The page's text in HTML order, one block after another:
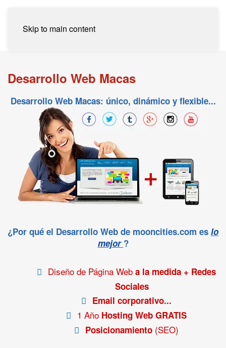
Skip to main content
Desarrollo Web Macas
Desarrollo Web Macas: único, dinámico y flexible...
¿Por qué el Desarrollo Web de mooncities.com es lo
mejor ?
Diseño de Página Web a la medida + Redes
Sociales
Email corporativo...
1 Año Hosting Web GRATIS
Posicionamiento(SEO)